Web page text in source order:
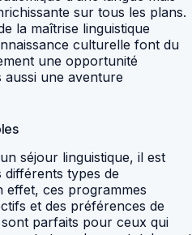
sur tous les plans.
la maîtrise linguistique
culturelle font du
une opportunité
aussi une aventure
séjour linguistique, il est
différents types de
effet, ces programmes
et des préférences de
parfaits pour ceux qui